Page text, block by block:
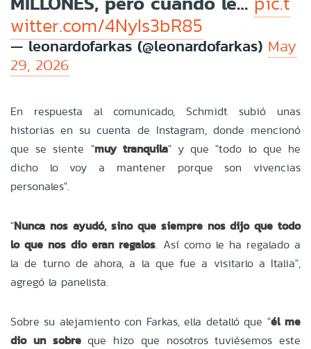
witter.com/4NyIs3bR85
— leonardofarkas (@leonardofarkas) May
29, 2026
En respuesta al comunicado, Schmidt subió unas
historias en su cuenta de Instagram, donde mencionó
que se siente "muy tranquila" y que "todo lo que he
dicho lo voy a mantener porque son vivencias
personales".
"Nunca nos ayudó, sino que siempre nos dijo que todo
lo que nos dio eran regalos. Así como le ha regalado a
la de turno de ahora, a la que fue a visitarlo a Italia",
agregó la panelista.
Sobre su alejamiento con Farkas, ella detalló que "él me
dio un sobreque hizo que nosotros tuviésemos este